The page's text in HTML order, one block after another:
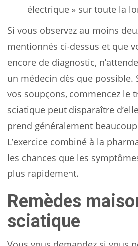
électrique » sur toute la
Si vous observez au moins
mentionnés ci-dessus et que
encore de diagnostic,
un médecin dès que possible.
vos soupçons, commencez le
sciatique peut disparaître
prend généralement
L’exercice combiné à la
les chances que les
plus rapidement.
Remèdes
sciatique